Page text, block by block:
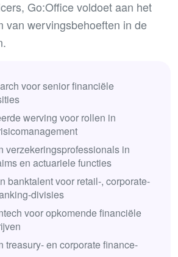
Go:Office voldoet aan het
van wervingsbehoeften in de
voor senior financiële
werving voor rollen in
verzekeringsprofessionals in
en actuariele functies
banktalent voor retail-, corporate-
divisies
voor opkomende financiële
treasury- en corporate finance-